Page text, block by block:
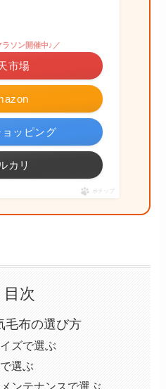
ラソン開催中♪／
市場
ッピング
カリ
ポチップ
目次
毛布の選び方
ズで選ぶ
選ぶ